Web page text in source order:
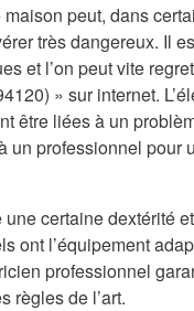
peut, dans
très dangereux. Il
et l’on peut vite
» sur internet.
être liées à un
un professionnel pour
certaine dextérité
ont l’équipement
professionnel
règles de l’art.